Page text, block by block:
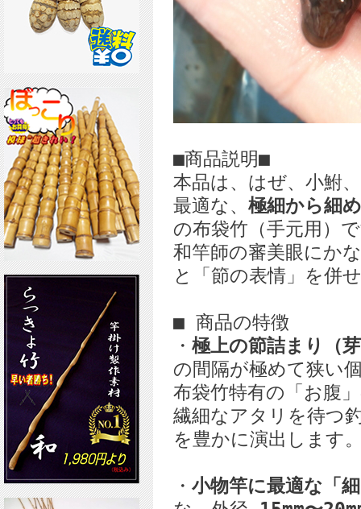
■商品説明■
本品は、はぜ、小鮒
最適な、 極細から細
の布袋竹（手元用）
和竿師の審美眼にか
と「節の表情」を併
■ 商品の特徴
・ 極上の節詰まり（
の間隔が極めて狭い
布袋竹特有の「お腹
繊細なアタリを待つ
を豊かに演出します
・ 小物竿に最適な「